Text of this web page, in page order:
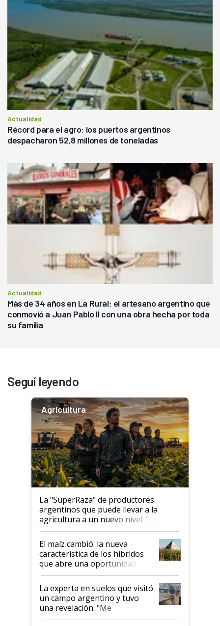
Actualidad
Récord para el agro: los puertos argentinos
despacharon 52,8 millones de toneladas
Actualidad
Más de 34 años en La Rural: el artesano argentino que
conmovió a Juan Pablo II con una obra hecha por toda
su familia
Seguí leyendo
Agricultura
La "SuperRaza" de productores
argentinos que puede llevar a la
agricultura a un nuevo nivel: "Las
posibilidades de crecimiento son
infinitas"
El maíz cambió: la nueva
característica de los híbridos
que abre una oportunidad en
el lote
La experta en suelos que visitó
un campo argentino y tuvo
una revelación: "Me
impresionó mucho"